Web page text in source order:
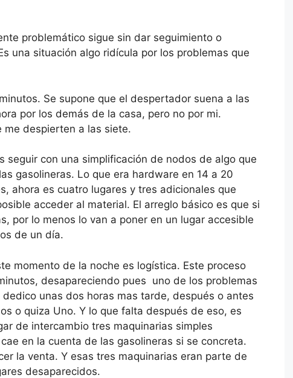
problemático sigue sin dar seguimiento o
una situación algo ridícula por los problemas que
Se supone que el despertador suena a las
por los demás de la casa, pero no por mi.
me despierten a las siete.
seguir con una simplificación de nodos de algo que
gasolineras. Lo que era hardware en 14 a 20
ahora es cuatro lugares y tres adicionales que
acceder al material. El arreglo básico es que si
por lo menos lo van a poner en un lugar accesible
de un día.
momento de la noche es logística. Este proceso
desapareciendo pues uno de los problemas
unas dos horas mas tarde, después o antes
o quiza Uno. Y lo que falta después de eso, es
de intercambio tres maquinarias simples
en la cuenta de las gasolineras si se concreta.
la venta. Y esas tres maquinarias eran parte de
desaparecidos.